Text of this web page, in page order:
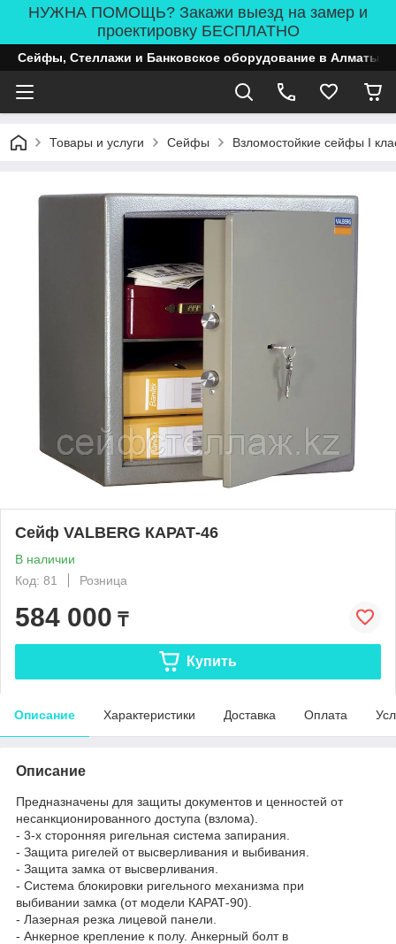
НУЖНА ПОМОЩЬ? Закажи выезд на замер и
проектировку БЕСПЛАТНО
Сейфы, Стеллажи и Банковское оборудование в Алматы
Товары и услуги Сейфы Взломостойкие сейфы I
Сейф VALBERG КАРАТ-46
В наличии
Код: 81
Розница
584 000 ₸
Купить
Описание Характеристики Доставка Оплата
Описание
Предназначены для защиты документов и ценностей от
несанкционированного доступа (взлома).
- 3-х сторонняя ригельная система запирания.
- Защита ригелей от высверливания и выбивания.
- Защита замка от высверливания.
- Система блокировки ригельного механизма при
выбивании замка (от модели КАРАТ-90).
- Лазерная резка лицевой панели.
- Анкерное крепление к полу. Анкерный болт в